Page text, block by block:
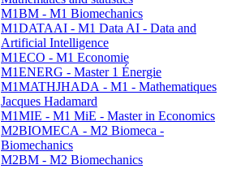
M1BM - M1 Biomechanics
M1DATAAI - M1 Data AI - Data and
Artificial Intelligence
M1ECO - M1 Economie
M1ENERG - Master 1 Énergie
M1MATHJHADA - M1 - Mathematiques
Jacques Hadamard
M1MIE - M1 MiE - Master in Economics
M2BIOMECA - M2 Biomeca -
Biomechanics
M2BM - M2 Biomechanics